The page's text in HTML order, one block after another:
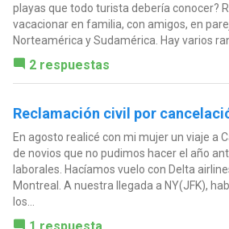
playas que todo turista debería conocer?
vacacionar en familia, con amigos, en
Norteamérica y Sudamérica. Hay varios
2 respuestas
Reclamación civil por
En agosto realicé con mi mujer un viaje a
de novios que no pudimos hacer el año
laborales. Hacíamos vuelo con Delta
Montreal. A nuestra llegada a NY(JFK),
los...